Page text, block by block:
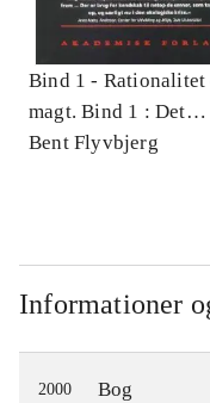
Bind 1 - Rationalitet
magt. Bind 1 : Det
konkretes videnskab
Bent Flyvbjerg
Informationer
2000 Bog